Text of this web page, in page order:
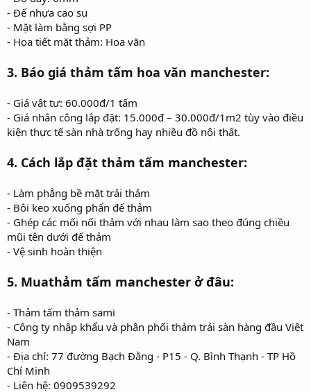
- Đế nhựa cao su
- Mặt làm bằng sợi PP
- Họa tiết mặt thảm: Hoa văn
3. Báo giá thảm tấm hoa văn manchester:
- Giá vật tư: 60.000đ/1 tấm
- Giá nhân công lắp đặt: 15.000đ – 30.000đ/1m2 tùy vào điều
kiện thực tế sàn nhà trống hay nhiều đồ nội thất.
4. Cách lắp đặt thảm tấm manchester:
- Làm phẳng bề mặt trải thảm
- Bôi keo xuống phẩn đế thảm
- Ghép các mối nối thảm với nhau làm sao theo đúng chiều
mũi tên dưới đế thảm
- Vệ sinh hoàn thiện
5. Muathảm tấm manchester ở đâu:
- Thảm tấm thảm sami
- Công ty nhập khẩu và phân phối thảm trải sàn hàng đầu Việt
Nam
- Địa chỉ: 77 đường Bạch Đằng - P15 - Q. Bình Thạnh - TP Hồ
Chí Minh
- Liên hệ: 0909539292